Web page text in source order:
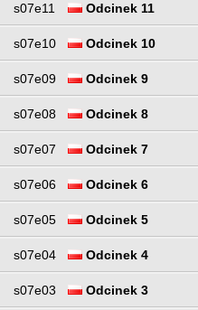
s07e11 Odcinek 11
s07e10 Odcinek 10
s07e09 Odcinek 9
s07e08 Odcinek 8
s07e07 Odcinek 7
s07e06 Odcinek 6
s07e05 Odcinek 5
s07e04 Odcinek 4
s07e03 Odcinek 3